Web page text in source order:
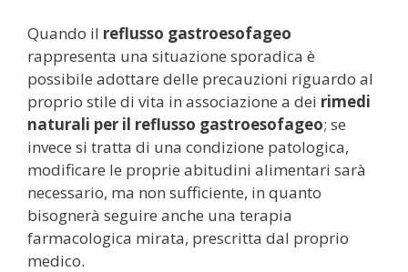
Quando il reflusso gastroesofageo
rappresenta una situazione sporadica è
possibile adottare delle precauzioni riguardo al
proprio stile di vita in associazione a dei rimedi
naturali per il reflusso gastroesofageo; se
invece si tratta di una condizione patologica,
modificare le proprie abitudini alimentari sarà
necessario, ma non sufficiente, in quanto
bisognerà seguire anche una terapia
farmacologica mirata, prescritta dal proprio
medico.